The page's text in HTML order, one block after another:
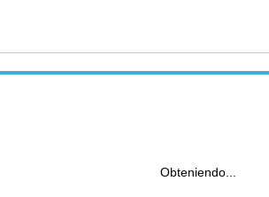
Obteniendo...